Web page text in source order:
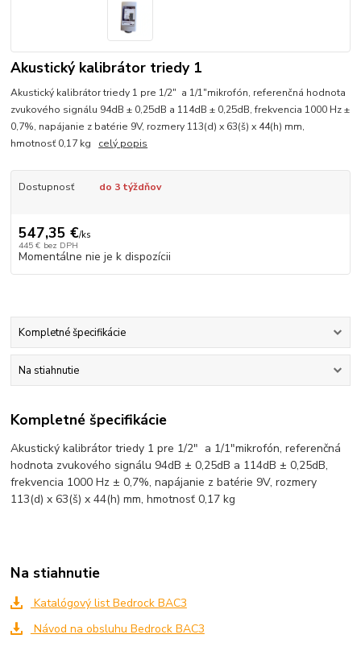
Akustický kalibrátor triedy 1
Akustický kalibrátor triedy 1 pre 1/2" a 1/1"mikrofón, referenčná hodnota
zvukového signálu 94dB ± 0,25dB a 114dB ± 0,25dB, frekvencia 1000 Hz ±
0,7%, napájanie z batérie 9V, rozmery 113(d) x 63(š) x 44(h) mm,
hmotnosť 0,17 kg celý popis
Dostupnosť do 3 týždňov
547,35 €/ks
445 € bez DPH
Momentálne nie je k dispozícii
Kompletné špecifikácie
Na stiahnutie
Kompletné špecifikácie
Akustický kalibrátor triedy 1 pre 1/2" a 1/1"mikrofón, referenčná
hodnota zvukového signálu 94dB ± 0,25dB a 114dB ± 0,25dB,
frekvencia 1000 Hz ± 0,7%, napájanie z batérie 9V, rozmery
113(d) x 63(š) x 44(h) mm, hmotnosť 0,17 kg
Na stiahnutie
Katalógový list Bedrock BAC3
Návod na obsluhu Bedrock BAC3